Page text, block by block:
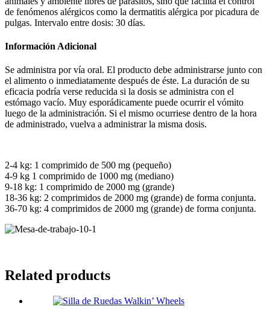
de fenómenos alérgicos como la dermatitis alérgica por picadura de
pulgas. Intervalo entre dosis: 30 días.
Información Adicional
Se administra por vía oral. El producto debe administrarse junto con
el alimento o inmediatamente después de éste. La duración de su
eficacia podría verse reducida si la dosis se administra con el
estómago vacío. Muy esporádicamente puede ocurrir el vómito
luego de la administración. Si el mismo ocurriese dentro de la hora
de administrado, vuelva a administrar la misma dosis.
2-4 kg: 1 comprimido de 500 mg (pequeño)
4-9 kg 1 comprimido de 1000 mg (mediano)
9-18 kg: 1 comprimido de 2000 mg (grande)
18-36 kg: 2 comprimidos de 2000 mg (grande) de forma conjunta.
36-70 kg: 4 comprimidos de 2000 mg (grande) de forma conjunta.
Related products